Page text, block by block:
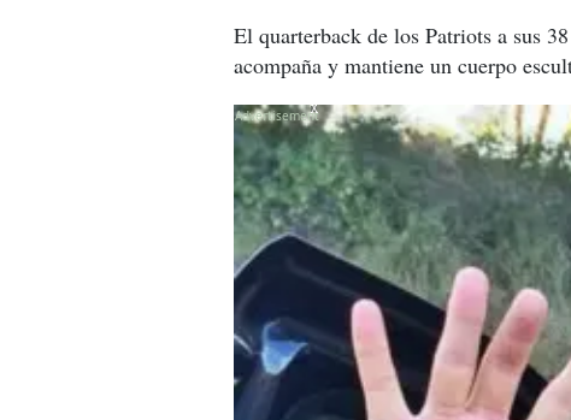
El quarterback de los Patriots a sus
acompaña y mantiene un cuerpo
X
X
X